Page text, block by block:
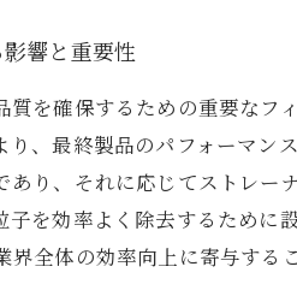
響と重要性
を確保するための重要な
、最終製品のパフォーマ
り、それに応じてストレ
を効率よく除去するため
全体の効率向上に寄与す